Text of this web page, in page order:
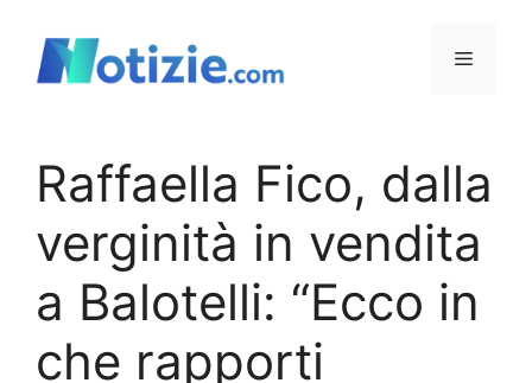
contenuto
Menu
Raffaella Fico, dalla
verginità in vendita
a Balotelli: “Ecco in
che rapporti